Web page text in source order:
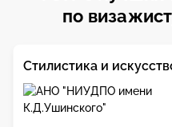
по
Стилистика и